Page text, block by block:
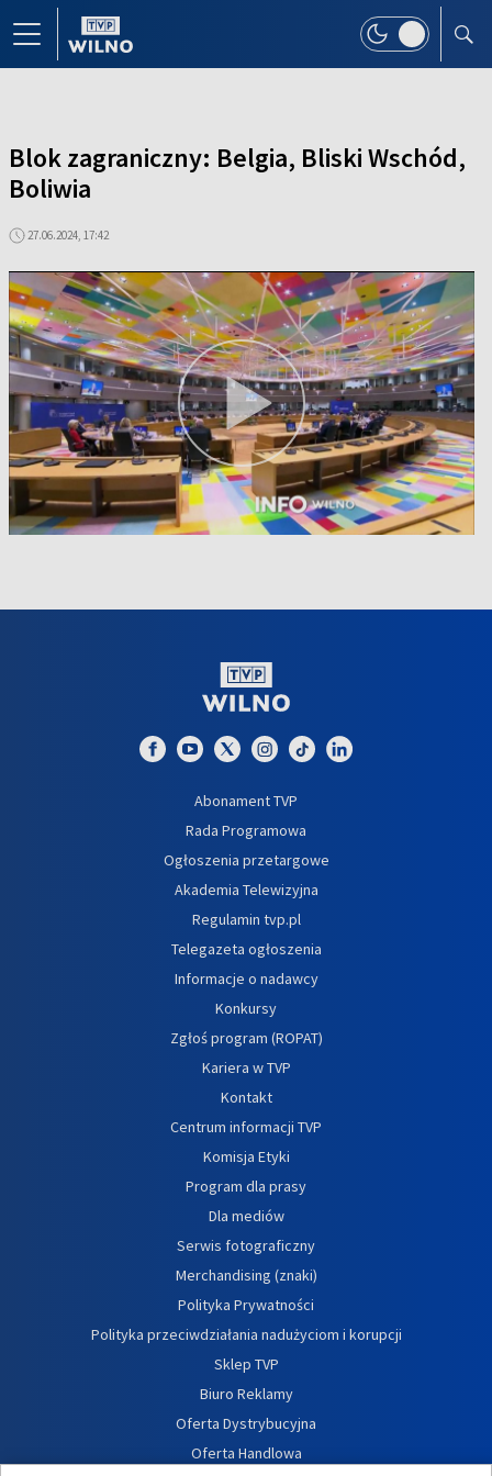
Blok zagraniczny: Belgia, Bliski Wschód,
Boliwia
27.06.2024, 17:42
Abonament TVP
Rada Programowa
Ogłoszenia przetargowe
Akademia Telewizyjna
Regulamin tvp.pl
Telegazeta ogłoszenia
Informacje o nadawcy
Konkursy
Zgłoś program (ROPAT)
Kariera w TVP
Kontakt
Centrum informacji TVP
Komisja Etyki
Program dla prasy
Dla mediów
Serwis fotograficzny
Merchandising (znaki)
Polityka Prywatności
Polityka przeciwdziałania nadużyciom i korupcji
Sklep TVP
Biuro Reklamy
Oferta Dystrybucyjna
Oferta Handlowa